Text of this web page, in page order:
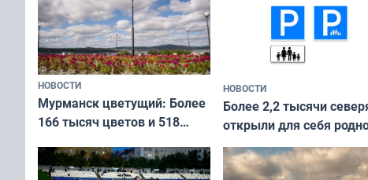
НОВОСТИ
Мурманск цветущий: Более
166 тысяч цветов и 518
НОВОСТИ
Более 2,2 тысячи
открыли для себя
край в рамках проекта
«Туризм для своих»